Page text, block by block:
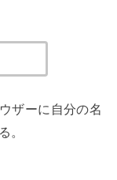
ザーに自分の名
。